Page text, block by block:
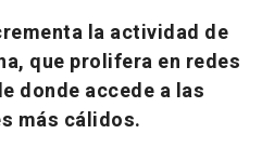
la actividad de
que prolifera en redes
donde accede a las
más cálidos.